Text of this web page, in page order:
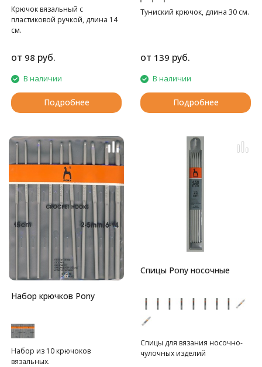
Крючок вязальный с
пластиковой ручкой, длина 14
см.
от 98 руб.
В наличии
Подробнее
Туниский крючок, длина 30 см.
от 139 руб.
В наличии
Подробнее
Набор крючков Pony
Набор из 10 крючоков
вязальных.
Спицы Pony носочные
Спицы для вязания носочно-
чулочных изделий